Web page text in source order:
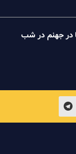
در جهنم در شب